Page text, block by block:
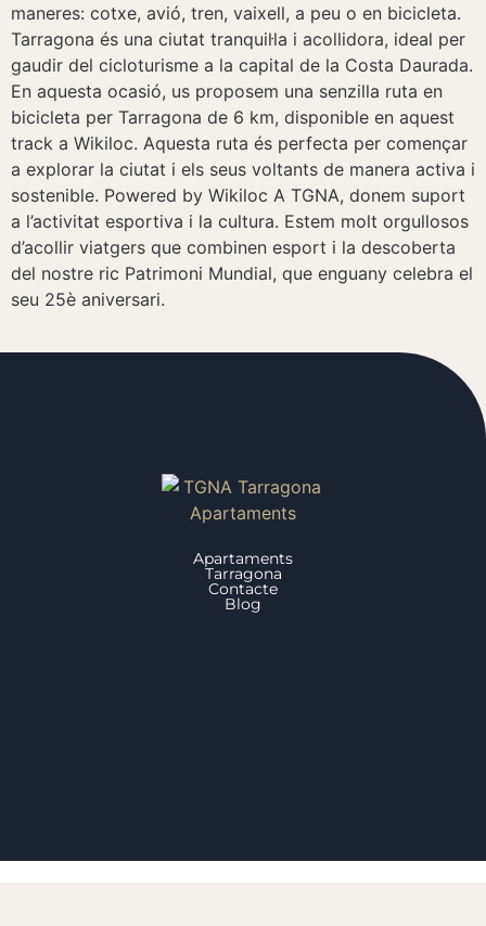
maneres: cotxe, avió, tren, vaixell, a peu o en bicicleta.
Tarragona és una ciutat tranquil·la i acollidora, ideal per
gaudir del cicloturisme a la capital de la Costa Daurada.
En aquesta ocasió, us proposem una senzilla ruta en
bicicleta per Tarragona de 6 km, disponible en aquest
track a Wikiloc. Aquesta ruta és perfecta per començar
a explorar la ciutat i els seus voltants de manera activa i
sostenible. Powered by Wikiloc A TGNA, donem suport
a l’activitat esportiva i la cultura. Estem molt orgullosos
d’acollir viatgers que combinen esport i la descoberta
del nostre ric Patrimoni Mundial, que enguany celebra el
seu 25è aniversari.
Apartaments
Tarragona
Contacte
Blog